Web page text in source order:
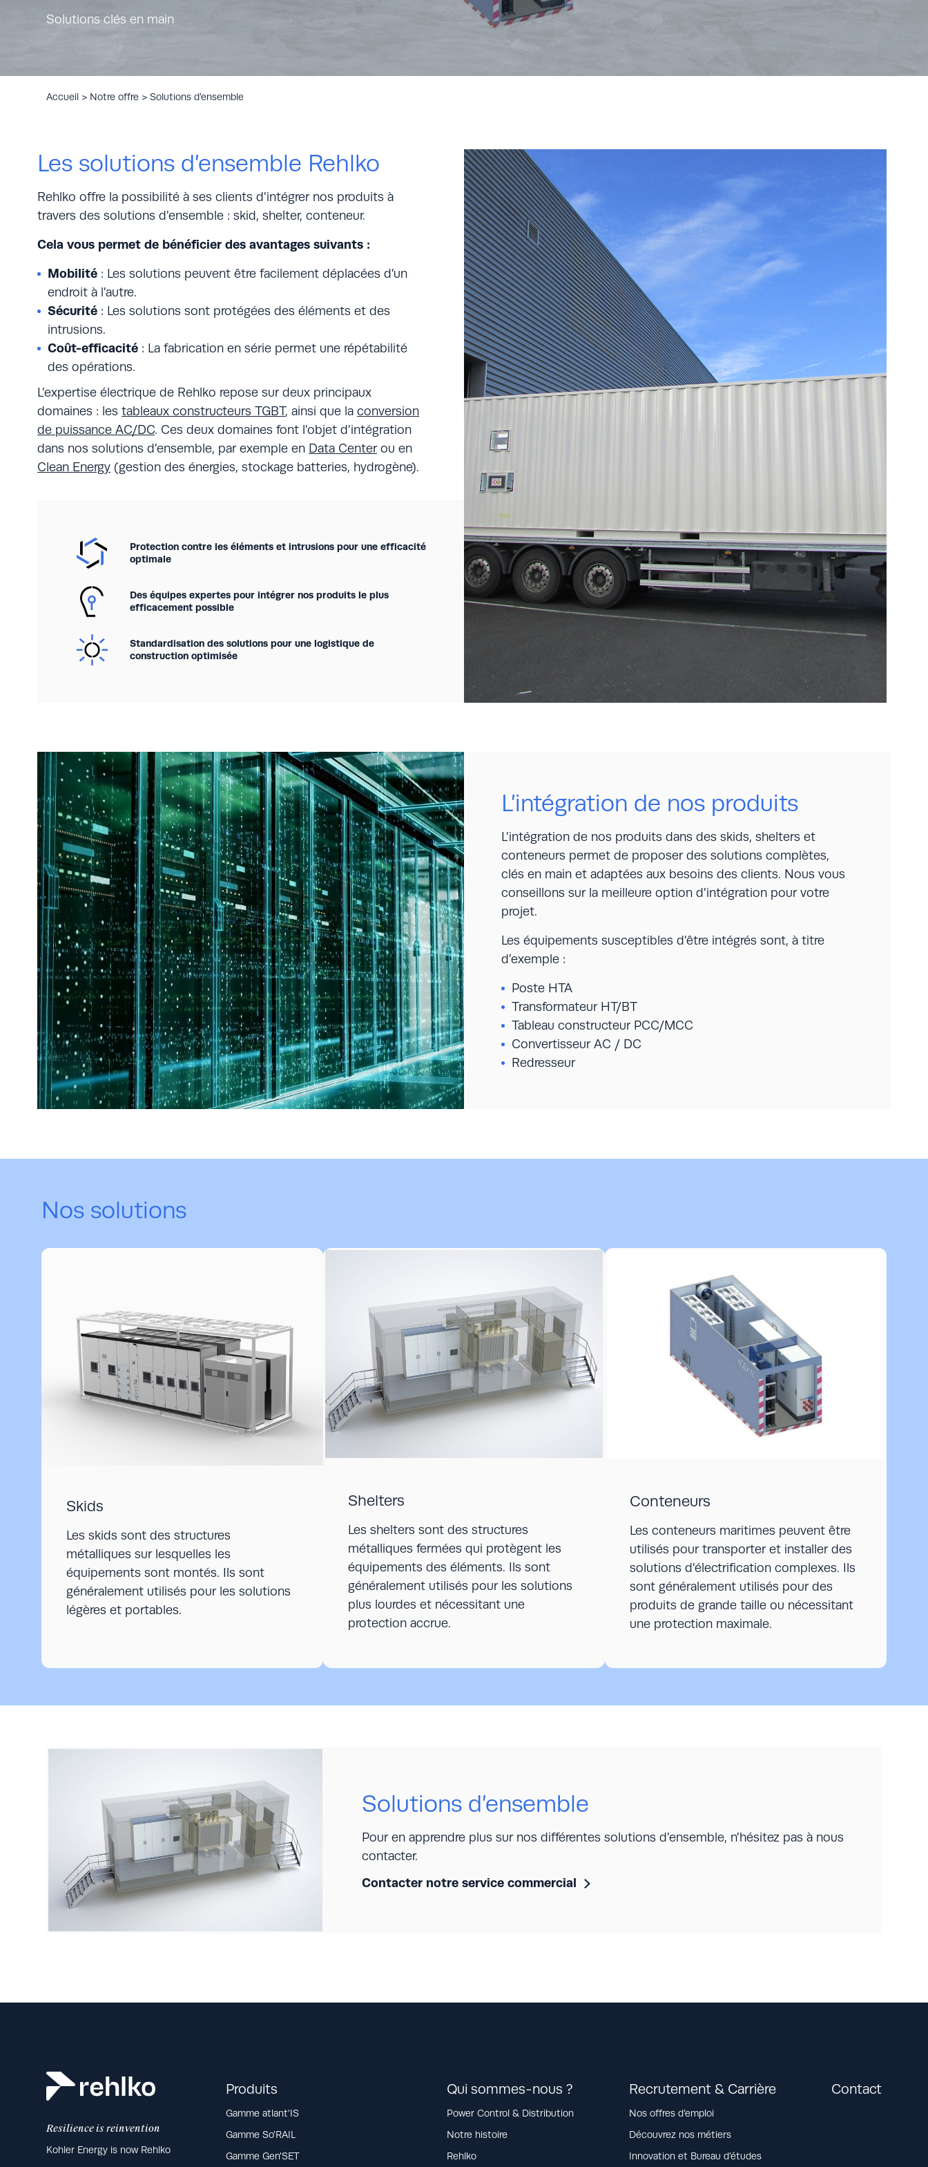
Laboratoire Fahrenheit 10000
Candidature spontanée
Solutions clés en main
Accueil > Notre offre >Solutions d’ensemble
Les solutions d’ensemble Rehlko
Rehlko offre la possibilité à ses clients d’intégrer nos produits à
travers des solutions d’ensemble : skid, shelter, conteneur.
Cela vous permet de bénéficier des avantages suivants :
Mobilité : Les solutions peuvent être facilement déplacées d’un
endroit à l’autre.
Sécurité : Les solutions sont protégées des éléments et des
intrusions.
Coût-efficacité : La fabrication en série permet une répétabilité
des opérations.
L’expertise électrique de Rehlko repose sur deux principaux
domaines : lestableaux constructeurs TGBT, ainsi que laconversion
de puissance AC/DC. Ces deux domaines font l’objet d’intégration
dans nos solutions d’ensemble, par exemple en Data Centerou en
Clean Energy (gestion des énergies, stockage batteries, hydrogène).
Protection contre les éléments et intrusions pour une efficacité
optimale
Des équipes expertes pour intégrer nos produits le plus
efficacement possible
Standardisation des solutions pour une logistique de
construction optimisée
L’intégration de nos produits
L’intégration de nos produits dans des skids, shelters et
conteneurs permet de proposer des solutions complètes,
clés en main et adaptées aux besoins des clients. Nous vous
conseillons sur la meilleure option d’intégration pour votre
projet.
Les équipements susceptibles d’être intégrés sont, à titre
d’exemple :
Poste HTA
Transformateur HT/BT
Tableau constructeur PCC/MCC
Convertisseur AC / DC
Redresseur
Nos solutions
Skids
Les skids sont des structures
métalliques sur lesquelles les
équipements sont montés. Ils sont
généralement utilisés pour les solutions
légères et portables.
Shelters
Les shelters sont des structures
métalliques fermées qui protègent les
équipements des éléments. Ils sont
généralement utilisés pour les solutions
plus lourdes et nécessitant une
protection accrue.
Conteneurs
Les conteneurs maritimes peuvent être
utilisés pour transporter et installer des
solutions d’électrification complexes. Ils
sont généralement utilisés pour des
produits de grande taille ou nécessitant
une protection maximale.
Solutions d’ensemble
Pour en apprendre plus sur nos différentes solutions d’ensemble, n’hésitez pas à nous
contacter.
Contacter notre service commercial
Resilience is reinvention
Kohler Energy is now Rehlko
Produits
Gamme atlant’IS
Gamme So’RAIL
Gamme Gen’SET
Qui sommes-nous ?
Power Control & Distribution
Notre histoire
Rehlko
Recrutement & Carrière
Nos offres d’emploi
Découvrez nos métiers
Innovation et Bureau d’études
Contact